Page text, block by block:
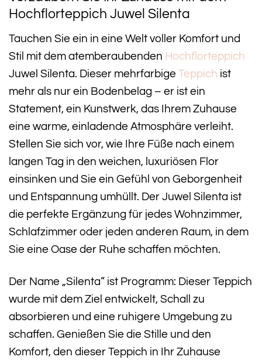
Hochflorteppich Juwel Silenta
Tauchen Sie ein in eine Welt voller Komfort und
Stil mit dem atemberaubenden Hochflorteppich
Juwel Silenta. Dieser mehrfarbige Teppich ist
mehr als nur ein Bodenbelag – er ist ein
Statement, ein Kunstwerk, das Ihrem Zuhause
eine warme, einladende Atmosphäre verleiht.
Stellen Sie sich vor, wie Ihre Füße nach einem
langen Tag in den weichen, luxuriösen Flor
einsinken und Sie ein Gefühl von Geborgenheit
und Entspannung umhüllt. Der Juwel Silenta ist
die perfekte Ergänzung für jedes Wohnzimmer,
Schlafzimmer oder jeden anderen Raum, in dem
Sie eine Oase der Ruhe schaffen möchten.
Der Name „Silenta“ ist Programm: Dieser Teppich
wurde mit dem Ziel entwickelt, Schall zu
absorbieren und eine ruhigere Umgebung zu
schaffen. Genießen Sie die Stille und den
Komfort, den dieser Teppich in Ihr Zuhause